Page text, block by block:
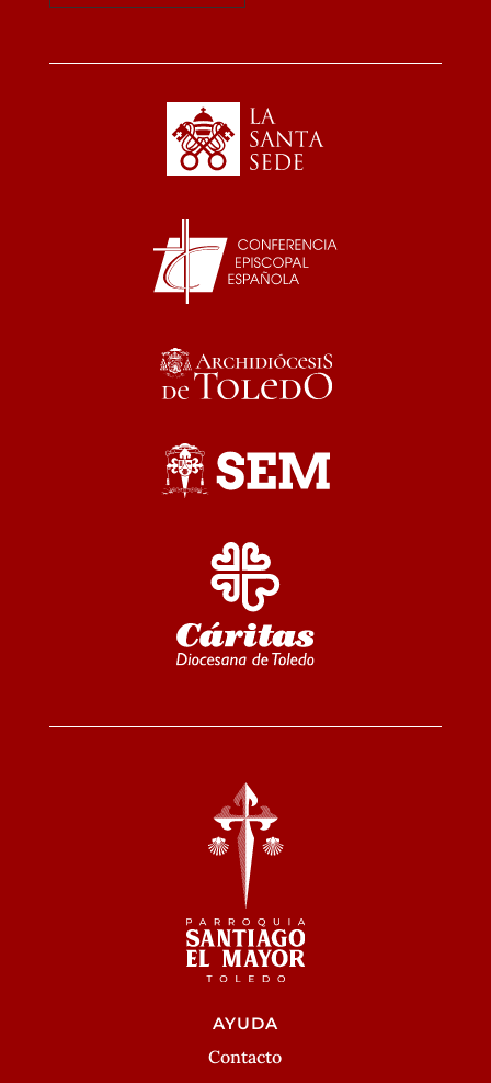
AYUDA
Contacto